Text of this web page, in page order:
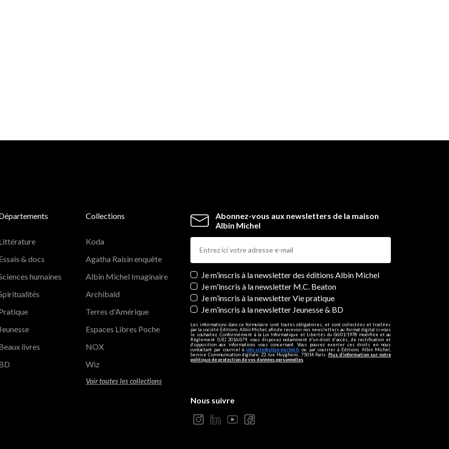
Abonnez-vous aux newsletters de la maison
Albin Michel
Newsletters
Je m’inscris à la newsletter des éditions Albin Michel
Je m'inscris à la newsletter M.C. Beaton
Je m’inscris à la newsletter Vie pratique
Je m’inscris à la newsletter Jeunesse & BD
Les informations dans ce formulaire sont toutes obligatoires, et sont collectées et traitées
par la société Editions Albin Michel, afin de recevoir nos newsletters au format digital si vous
le souhaitez. Conformément à la Loi Informatique et Libertés du 06/01/1978 modifiée et au
Règlement (UE) 2016/679, vous disposez notamment d'un droit d'accès, de rectification et
d’opposition aux informations vous concernant. Vous pouvez exercer ces droits en nous
contactant par courriel àinfo-site@albin-michel.fr ou par courrier à Editions Albin Michel,
Service Communication digitale, 22 rue Huyghens, 75014 Paris. Plus d’information sur notre
politique de protection de vos données personnelles
& docs
humaines
Jeunesse
livres
Collections
Koda
Agatha Raisin enquête
Albin Michel Imaginaire
Archibald
Terres d'Amérique
Espaces Libres Poche
NOX
Wiz
Voir toutes les collections
Nous suivre